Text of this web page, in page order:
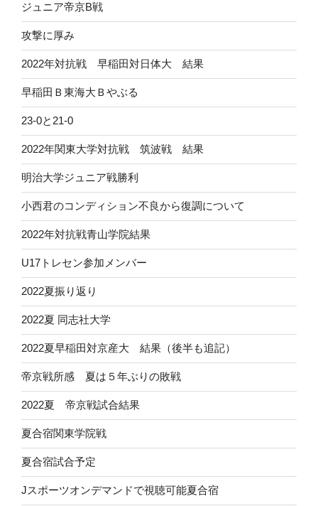
ジュニア帝京B戦
攻撃に厚み
2022年対抗戦 早稲田対日体大 結果
早稲田Ｂ東海大Ｂやぶる
23-0と21-0
2022年関東大学対抗戦 筑波戦 結果
明治大学ジュニア戦勝利
小西君のコンディション不良から復調について
2022年対抗戦青山学院結果
U17トレセン参加メンバー
2022夏振り返り
2022夏 同志社大学
2022夏早稲田対京産大 結果（後半も追記）
帝京戦所感 夏は５年ぶりの敗戦
2022夏 帝京戦試合結果
夏合宿関東学院戦
夏合宿試合予定
Jスポーツオンデマンドで視聴可能夏合宿